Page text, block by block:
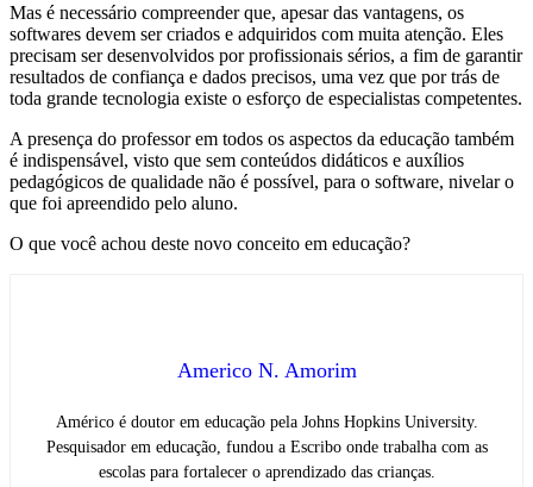
Mas é necessário compreender que, apesar das vantagens, os
softwares devem ser criados e adquiridos com muita atenção. Eles
precisam ser desenvolvidos por profissionais sérios, a fim de garantir
resultados de confiança e dados precisos, uma vez que por trás de
toda grande tecnologia existe o esforço de especialistas competentes.
A presença do professor em todos os aspectos da educação também
é indispensável, visto que sem conteúdos didáticos e auxílios
pedagógicos de qualidade não é possível, para o software, nivelar o
que foi apreendido pelo aluno.
O que você achou deste novo conceito em educação?
Americo N. Amorim
Américo é doutor em educação pela Johns Hopkins University.
Pesquisador em educação, fundou a Escribo onde trabalha com as
escolas para fortalecer o aprendizado das crianças.